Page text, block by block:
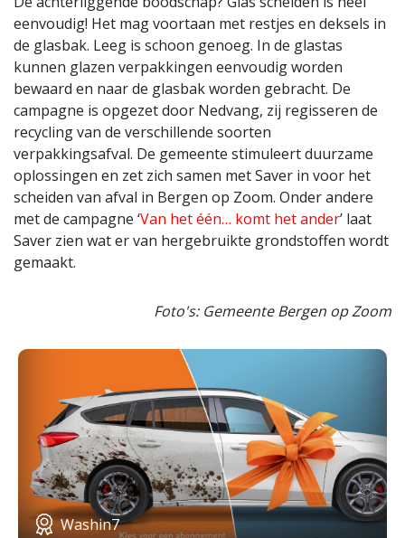
eenvoudig! Het mag voortaan met restjes en deksels in
de glasbak. Leeg is schoon genoeg. In de glastas
kunnen glazen verpakkingen eenvoudig worden
bewaard en naar de glasbak worden gebracht. De
campagne is opgezet door Nedvang, zij regisseren de
recycling van de verschillende soorten
verpakkingsafval. De gemeente stimuleert duurzame
oplossingen en zet zich samen met Saver in voor het
scheiden van afval in Bergen op Zoom. Onder andere
met de campagne ‘Van het één… komt het ander’ laat
Saver zien wat er van hergebruikte grondstoffen wordt
gemaakt.
Foto's: Gemeente Bergen op Zoom
Washin7